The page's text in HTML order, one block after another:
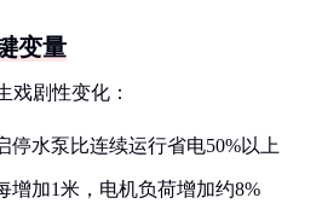
变量
戏剧性变化：
停水泵比连续运行省电50%以上
增加1米，电机负荷增加约8%